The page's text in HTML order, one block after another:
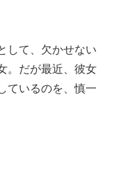
して、欠かせない
。だが最近、彼女
ているのを、慎一